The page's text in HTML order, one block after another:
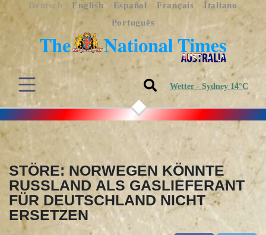
Deutsch English Español Français
Italiano
Português
Wetter - Sydney 14°C
STÖRE: NORWEGEN KÖNNTE
RUSSLAND ALS GASLIEFERANT
FÜR DEUTSCHLAND NICHT
ERSETZEN